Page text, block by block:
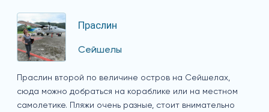
Праслин
Сейшелы
Праслин второй по величине остров на Сейшелах,
сюда можно добраться на кораблике или на местном
самолетике. Пляжи очень разные, стоит внимательно